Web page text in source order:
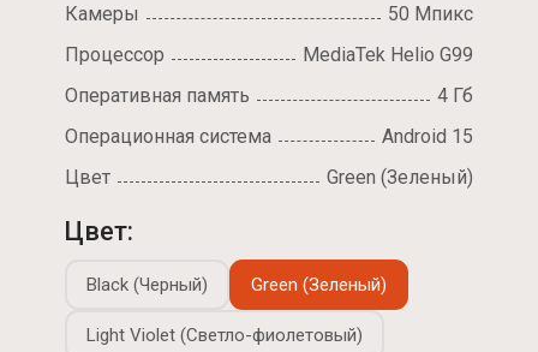
Камеры
50 Мпикс
Процессор
MediaTek Helio G99
Оперативная память
4 Гб
Операционная система
Android 15
Цвет
Green (Зеленый)
Цвет:
Black (Черный) Green (Зеленый)
Light Violet (Светло-фиолетовый)